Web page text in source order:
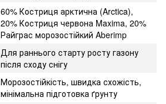
60% Костриця арктична (Arctica),
20% Костриця червона Maxima, 20%
Райграс морозостійкий Aberimp
Для раннього старту росту газону
після сходу снігу
Морозостійкість, швидка схожість,
мінімальна підготовка ґрунту